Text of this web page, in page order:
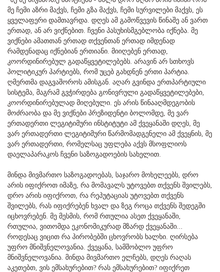
მე ჩემი აზრი მაქვს, ჩემი გზა მაქვს, ჩემი სურვილები მაქვს, ეს
ყველაფერი დამთავრდა. დღეს ამ გამოწვევის წინაშე ან ვართ
ერთად, ან არ ვიქნებით. ჩვენი პასუხისმგებლობა იქნება. მე
ვიქნები ამათთან ერთად თქვენთან ერთად იმდენად
რამდენადაც იქნებიან ერთიანი. მიიღებენ ერთად,
კოორდინირებულ გადაწყვეტილებებს. არავინ არ სთხოვს
პოლიტიკურ პარტიებს, რომ უცებ გახდნენ ერთი პარტია.
ღმერთმა დაგვაშოროს ამისგან. აღარ გვინდა ერთპარტიული
სისტემა, მაგრამ გვჭირდება გონივრული გადაწყვეტილებები,
კოორდინირებულად მიღებული. ეს არის წინააღმდეგობის
მოძრაობა და მე ვიქნები პრეზიდენტი ბოლომდე, მე ვარ
ერთადერთი ლეგიტიმური ინსტიტუტი ამ ქვეყანაში დღეს, მე
ვარ ერთადერთი ლეგიტიმური წარმომადგენელი ამ ქვეყნის, მე
ვარ ერთადერთი, რომელსაც უფლება აქვს მსოფლიოს
დაელაპარაკოს ჩვენი საზოგადოების სახელით.
მინდა მივმართო საზოგადოებას, საჯარო მოხელეებს, დრო
არის იფიქროთ იმაზე, რა მომავალს უტოვებთ თქვენს შვილებს,
დრო არის იფიქროთ, რა რეპუტაციას უტოვებთ თქვენს
შვილებს, რას იფიქრებენ ხვალ და ზეგ როცა თქვენს შედეგში
იცხოვრებენ. მე მესმის, რომ რთულია ასეთ ქვეყანაში,
რთულია, ვითომდა ეკონომიკურად მზარდ ქვეყანაში...
როდესაც ვიცით რა პირობებში ცხოვრობს ხალხი. ღირსება
უფრო მნიშვნელოვანია. ქვეყანა, სამშობლო უფრო
მნიშვნელოვანია. მინდა მივმართო ელჩებს, დღეს რაღას
აკეთებთ, ვის ემსახურებით? რას ემსახურებით? იფიქრეთ